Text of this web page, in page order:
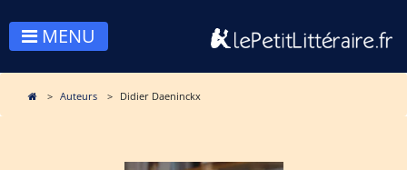
MENU
Auteurs Didier Daeninckx